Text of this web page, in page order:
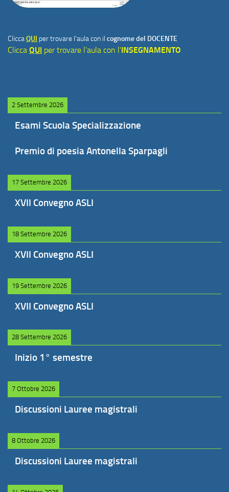
CliccaQUI per trovare l'aula con il cognome del DOCENTE
Clicca QUI per trovare l'aula con l'INSEGNAMENTO
2 Settembre 2026
Esami Scuola Specializzazione
Premio di poesia Antonella Sparpagli
17 Settembre 2026
XVII Convegno ASLI
18 Settembre 2026
XVII Convegno ASLI
19 Settembre 2026
XVII Convegno ASLI
28 Settembre 2026
Inizio 1° semestre
7 Ottobre 2026
Discussioni Lauree magistrali
8 Ottobre 2026
Discussioni Lauree magistrali